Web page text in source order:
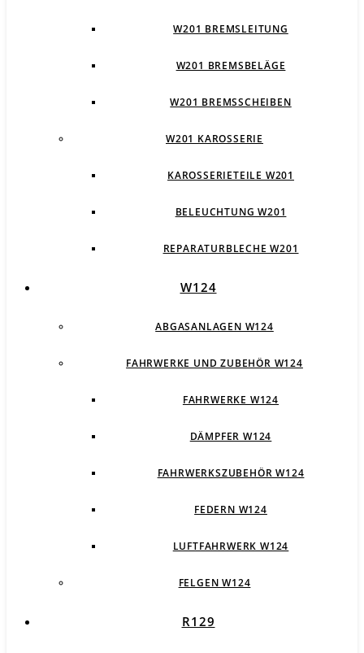
W201 BREMSLEITUNG
W201 BREMSBELÄGE
W201 BREMSSCHEIBEN
W201 KAROSSERIE
KAROSSERIETEILE W201
BELEUCHTUNG W201
REPARATURBLECHE W201
W124
ABGASANLAGEN W124
FAHRWERKE UND ZUBEHÖR W124
FAHRWERKE W124
DÄMPFER W124
FAHRWERKSZUBEHÖR W124
FEDERN W124
LUFTFAHRWERK W124
FELGEN W124
R129